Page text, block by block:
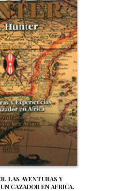
LAS AVENTURAS Y
CAZADOR EN AFRICA.